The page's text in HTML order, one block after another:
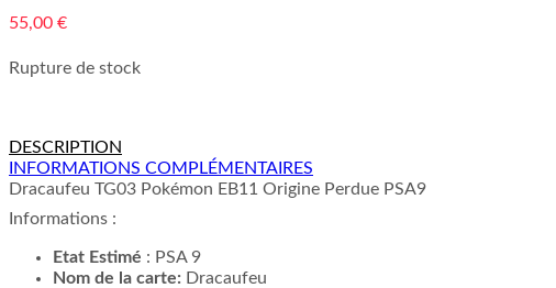
55,00 €
Rupture de stock
DESCRIPTION
INFORMATIONS COMPLÉMENTAIRES
Dracaufeu TG03 Pokémon EB11 Origine Perdue PSA9
Informations :
Etat Estimé : PSA 9
Nom de la carte: Dracaufeu